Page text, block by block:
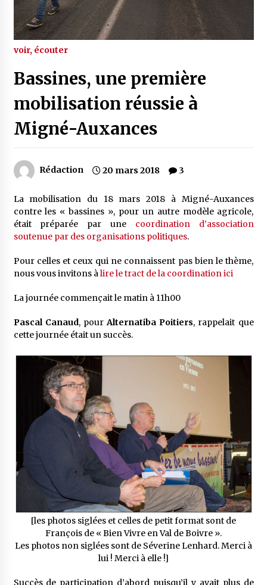
voir, écouter
Bassines, une première
mobilisation réussie à
Migné-Auxances
Rédaction 20 mars 2018 3
La mobilisation du 18 mars 2018 à Migné-Auxances
contre les « bassines », pour un autre modèle agricole,
était préparée par une coordination d’association
soutenue par des organisations politiques.
Pour celles et ceux qui ne connaissent pas bien le thème,
nous vous invitons à lire le tract de la coordination ici
La journée commençait le matin à 11h00
Pascal Canaud, pourAlternatiba Poitiers, rappelait que
cette journée était un succès.
[les photos siglées et celles de petit format sont de
François de « Bien Vivre en Val de Boivre ».
Les photos non siglées sont de Séverine Lenhard. Merci à
lui ! Merci à elle !]
Succès de participation d’abord puisqu’il y avait plus de